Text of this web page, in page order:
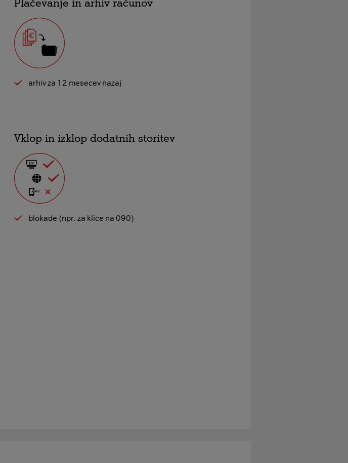
Plačevanje in arhiv računov
arhiv za 12 mesecev nazaj
Vklop in izklop dodatnih storitev
blokade (npr. za klice na 090)